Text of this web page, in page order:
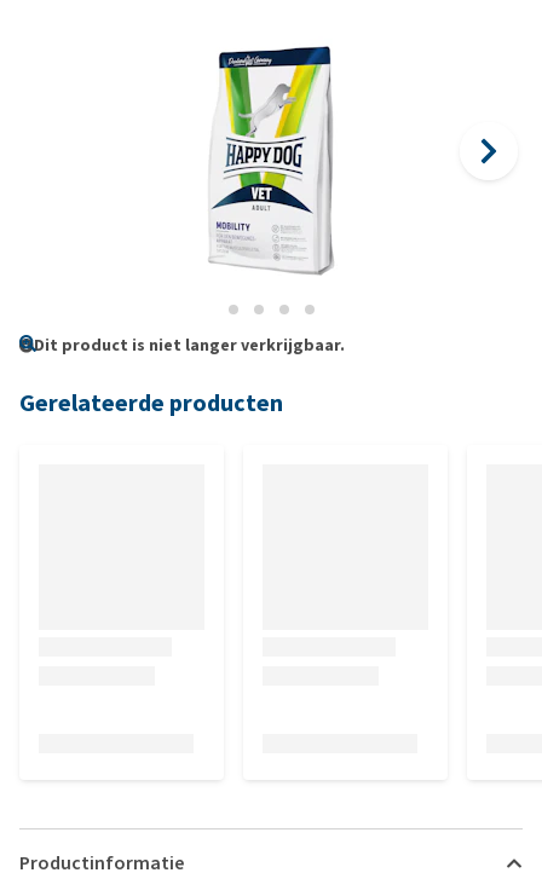
Dit product is niet langer verkrijgbaar.
Gerelateerde producten
Productinformatie